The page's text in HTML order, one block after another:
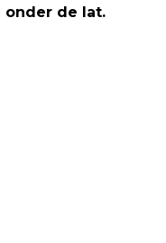
onder de lat.